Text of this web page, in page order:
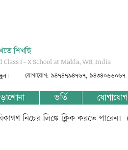
শিখছি
Class I - X School at Malda, WB, India
যোগাযোগ: ৯৪৭৪৭৯৪৭৬৭, ৯৪৩৪০৬৬০৬৭
ভর্তি যোগাযোগ
নিচের লিঙ্কে ক্লিক করতে পারেন।